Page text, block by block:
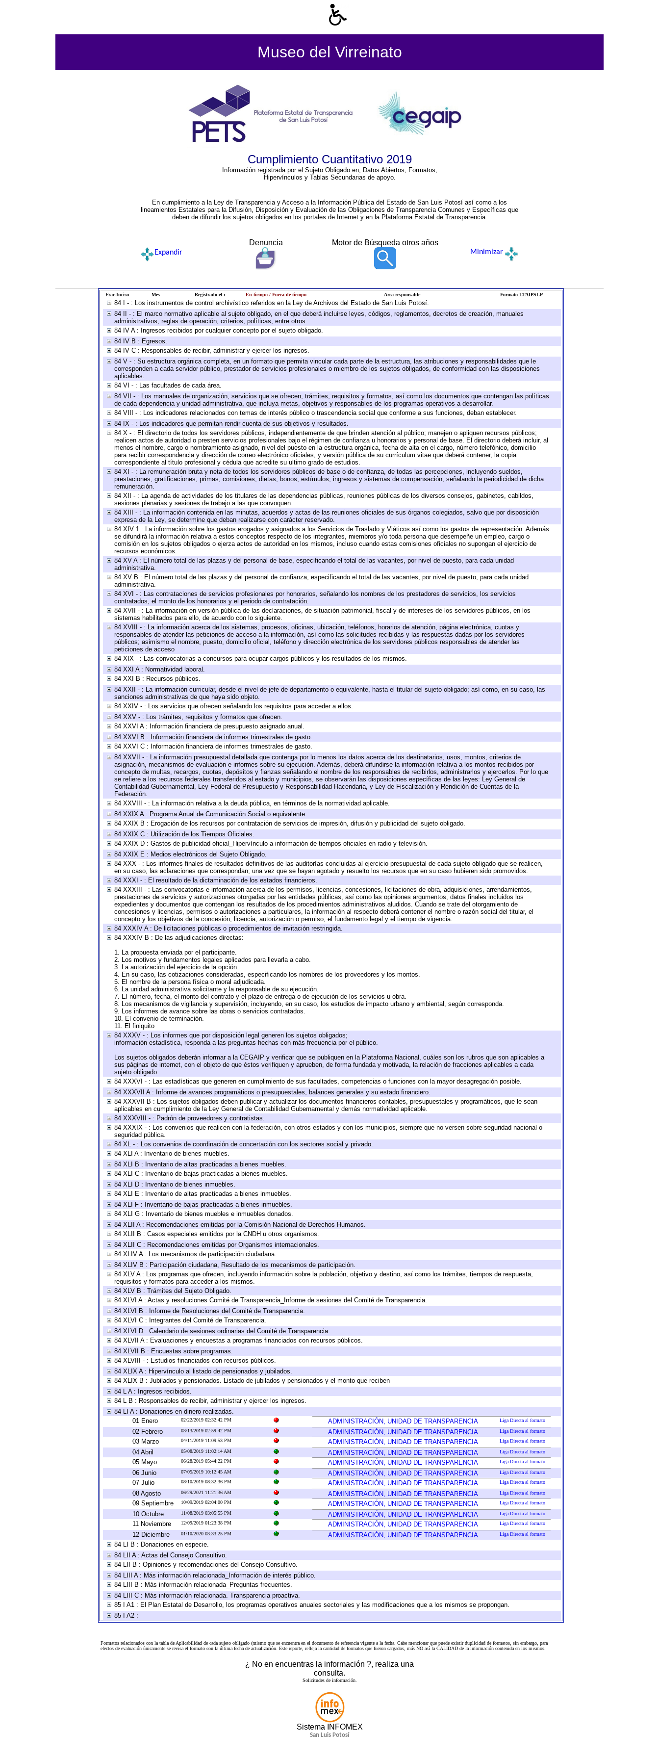
Museo del Virreinato
Cumplimiento Cuantitativo 2019
Información registrada por el Sujeto Obligado en, Datos Abiertos, Formatos,
Hipervínculos y Tablas Secundarias de apoyo.
En cumplimiento a la Ley de Transparencia y Acceso a la Información Pública del Estado de San Luis Potosí así como a los
lineamientos Estatales para la Difusión, Disposición y Evaluación de las Obligaciones de Transparencia Comunes y Específicas que
deben de difundir los sujetos obligados en los portales de Internet y en la Plataforma Estatal de Transparencia.
Denuncia Motor de Búsqueda otros años
Expandir Minimizar
Frac-Inciso Mes Registrado el : En tiempo / Fuera de tiempo Area responsable Formato LTAIPSLP
84 I - : Los instrumentos de control archivístico referidos en la Ley de Archivos del Estado de San Luis Potosí.
84 II - : El marco normativo aplicable al sujeto obligado, en el que deberá incluirse leyes, códigos, reglamentos, decretos de creación, manuales
administrativos, reglas de operación, criterios, políticas, entre otros
84 IV A : Ingresos recibidos por cualquier concepto por el sujeto obligado.
84 IV B : Egresos.
84 IV C : Responsables de recibir, administrar y ejercer los ingresos.
84 V - : Su estructura orgánica completa, en un formato que permita vincular cada parte de la estructura, las atribuciones y responsabilidades que le
corresponden a cada servidor público, prestador de servicios profesionales o miembro de los sujetos obligados, de conformidad con las disposiciones
aplicables.
84 VI - : Las facultades de cada área.
84 VII - : Los manuales de organización, servicios que se ofrecen, trámites, requisitos y formatos, así como los documentos que contengan las políticas
de cada dependencia y unidad administrativa, que incluya metas, objetivos y responsables de los programas operativos a desarrollar.
84 VIII - : Los indicadores relacionados con temas de interés público o trascendencia social que conforme a sus funciones, deban establecer.
84 IX - : Los indicadores que permitan rendir cuenta de sus objetivos y resultados.
84 X - : El directorio de todos los servidores públicos, independientemente de que brinden atención al público; manejen o apliquen recursos públicos;
realicen actos de autoridad o presten servicios profesionales bajo el régimen de confianza u honorarios y personal de base. El directorio deberá incluir, al
menos el nombre, cargo o nombramiento asignado, nivel del puesto en la estructura orgánica, fecha de alta en el cargo, número telefónico, domicilio
para recibir correspondencia y dirección de correo electrónico oficiales, y versión pública de su currículum vitae que deberá contener, la copia
correspondiente al título profesional y cédula que acredite su ultimo grado de estudios.
84 XI - : La remuneración bruta y neta de todos los servidores públicos de base o de confianza, de todas las percepciones, incluyendo sueldos,
prestaciones, gratificaciones, primas, comisiones, dietas, bonos, estímulos, ingresos y sistemas de compensación, señalando la periodicidad de dicha
remuneración.
84 XII - : La agenda de actividades de los titulares de las dependencias públicas, reuniones públicas de los diversos consejos, gabinetes, cabildos,
sesiones plenarias y sesiones de trabajo a las que convoquen.
84 XIII - : La información contenida en las minutas, acuerdos y actas de las reuniones oficiales de sus órganos colegiados, salvo que por disposición
expresa de la Ley, se determine que deban realizarse con carácter reservado.
84 XIV 1 : La información sobre los gastos erogados y asignados a los Servicios de Traslado y Viáticos así como los gastos de representación. Además
se difundirá la información relativa a estos conceptos respecto de los integrantes, miembros y/o toda persona que desempeñe un empleo, cargo o
comisión en los sujetos obligados o ejerza actos de autoridad en los mismos, incluso cuando estas comisiones oficiales no supongan el ejercicio de
recursos económicos.
84 XV A : El número total de las plazas y del personal de base, especificando el total de las vacantes, por nivel de puesto, para cada unidad
administrativa.
84 XV B : El número total de las plazas y del personal de confianza, especificando el total de las vacantes, por nivel de puesto, para cada unidad
administrativa.
84 XVI - : Las contrataciones de servicios profesionales por honorarios, señalando los nombres de los prestadores de servicios, los servicios
contratados, el monto de los honorarios y el periodo de contratación.
84 XVII - : La información en versión pública de las declaraciones, de situación patrimonial, fiscal y de intereses de los servidores públicos, en los
sistemas habilitados para ello, de acuerdo con lo siguiente.
84 XVIII - : La información acerca de los sistemas, procesos, oficinas, ubicación, teléfonos, horarios de atención, página electrónica, cuotas y
responsables de atender las peticiones de acceso a la información, así como las solicitudes recibidas y las respuestas dadas por los servidores
públicos; asimismo el nombre, puesto, domicilio oficial, teléfono y dirección electrónica de los servidores públicos responsables de atender las
peticiones de acceso
84 XIX - : Las convocatorias a concursos para ocupar cargos públicos y los resultados de los mismos.
84 XXI A : Normatividad laboral.
84 XXI B : Recursos públicos.
84 XXII - : La información curricular, desde el nivel de jefe de departamento o equivalente, hasta el titular del sujeto obligado; así como, en su caso, las
sanciones administrativas de que haya sido objeto.
84 XXIV - : Los servicios que ofrecen señalando los requisitos para acceder a ellos.
84 XXV - : Los trámites, requisitos y formatos que ofrecen.
84 XXVI A : Información financiera de presupuesto asignado anual.
84 XXVI B : Información financiera de informes trimestrales de gasto.
84 XXVI C : Información financiera de informes trimestrales de gasto.
84 XXVII - : La información presupuestal detallada que contenga por lo menos los datos acerca de los destinatarios, usos, montos, criterios de
asignación, mecanismos de evaluación e informes sobre su ejecución. Además, deberá difundirse la información relativa a los montos recibidos por
concepto de multas, recargos, cuotas, depósitos y fianzas señalando el nombre de los responsables de recibirlos, administrarlos y ejercerlos. Por lo que
se refiere a los recursos federales transferidos al estado y municipios, se observarán las disposiciones específicas de las leyes: Ley General de
Contabilidad Gubernamental, Ley Federal de Presupuesto y Responsabilidad Hacendaria, y Ley de Fiscalización y Rendición de Cuentas de la
Federación.
84 XXVIII - : La información relativa a la deuda pública, en términos de la normatividad aplicable.
84 XXIX A : Programa Anual de Comunicación Social o equivalente.
84 XXIX B : Erogación de los recursos por contratación de servicios de impresión, difusión y publicidad del sujeto obligado.
84 XXIX C : Utilización de los Tiempos Oficiales.
84 XXIX D : Gastos de publicidad oficial_Hipervínculo a información de tiempos oficiales en radio y televisión.
84 XXIX E : Medios electrónicos del Sujeto Obligado.
84 XXX - : Los informes finales de resultados definitivos de las auditorías concluidas al ejercicio presupuestal de cada sujeto obligado que se realicen,
en su caso, las aclaraciones que correspondan; una vez que se hayan agotado y resuelto los recursos que en su caso hubieren sido promovidos.
84 XXXI - : El resultado de la dictaminación de los estados financieros.
84 XXXIII - : Las convocatorias e información acerca de los permisos, licencias, concesiones, licitaciones de obra, adquisiciones, arrendamientos,
prestaciones de servicios y autorizaciones otorgadas por las entidades públicas, así como las opiniones argumentos, datos finales incluidos los
expedientes y documentos que contengan los resultados de los procedimientos administrativos aludidos. Cuando se trate del otorgamiento de
concesiones y licencias, permisos o autorizaciones a particulares, la información al respecto deberá contener el nombre o razón social del titular, el
concepto y los objetivos de la concesión, licencia, autorización o permiso, el fundamento legal y el tiempo de vigencia.
84 XXXIV A : De licitaciones públicas o procedimientos de invitación restringida.
84 XXXIV B : De las adjudicaciones directas:
1. La propuesta enviada por el participante.
2. Los motivos y fundamentos legales aplicados para llevarla a cabo.
3. La autorización del ejercicio de la opción.
4. En su caso, las cotizaciones consideradas, especificando los nombres de los proveedores y los montos.
5. El nombre de la persona física o moral adjudicada.
6. La unidad administrativa solicitante y la responsable de su ejecución.
7. El número, fecha, el monto del contrato y el plazo de entrega o de ejecución de los servicios u obra.
8. Los mecanismos de vigilancia y supervisión, incluyendo, en su caso, los estudios de impacto urbano y ambiental, según corresponda.
9. Los informes de avance sobre las obras o servicios contratados.
10. El convenio de terminación.
11. El finiquito
84 XXXV - : Los informes que por disposición legal generen los sujetos obligados;
información estadística, responda a las preguntas hechas con más frecuencia por el público.
Los sujetos obligados deberán informar a la CEGAIP y verificar que se publiquen en la Plataforma Nacional, cuáles son los rubros que son aplicables a
sus páginas de internet, con el objeto de que éstos verifiquen y aprueben, de forma fundada y motivada, la relación de fracciones aplicables a cada
sujeto obligado.
84 XXXVI - : Las estadísticas que generen en cumplimiento de sus facultades, competencias o funciones con la mayor desagregación posible.
84 XXXVII A : Informe de avances programáticos o presupuestales, balances generales y su estado financiero.
84 XXXVII B : Los sujetos obligados deben publicar y actualizar los documentos financieros contables, presupuestales y programáticos, que le sean
aplicables en cumplimiento de la Ley General de Contabilidad Gubernamental y demás normatividad aplicable.
84 XXXVIII - : Padrón de proveedores y contratistas.
84 XXXIX - : Los convenios que realicen con la federación, con otros estados y con los municipios, siempre que no versen sobre seguridad nacional o
seguridad pública.
84 XL - : Los convenios de coordinación de concertación con los sectores social y privado.
84 XLI A : Inventario de bienes muebles.
84 XLI B : Inventario de altas practicadas a bienes muebles.
84 XLI C : Inventario de bajas practicadas a bienes muebles.
84 XLI D : Inventario de bienes inmuebles.
84 XLI E : Inventario de altas practicadas a bienes inmuebles.
84 XLI F : Inventario de bajas practicadas a bienes inmuebles.
84 XLI G : Inventario de bienes muebles e inmuebles donados.
84 XLII A : Recomendaciones emitidas por la Comisión Nacional de Derechos Humanos.
84 XLII B : Casos especiales emitidos por la CNDH u otros organismos.
84 XLII C : Recomendaciones emitidas por Organismos internacionales.
84 XLIV A : Los mecanismos de participación ciudadana.
84 XLIV B : Participación ciudadana, Resultado de los mecanismos de participación.
84 XLV A : Los programas que ofrecen, incluyendo información sobre la población, objetivo y destino, así como los trámites, tiempos de respuesta,
requisitos y formatos para acceder a los mismos.
84 XLV B : Trámites del Sujeto Obligado.
84 XLVI A : Actas y resoluciones Comité de Transparencia_Informe de sesiones del Comité de Transparencia.
84 XLVI B : Informe de Resoluciones del Comité de Transparencia.
84 XLVI C : Integrantes del Comité de Transparencia.
84 XLVI D : Calendario de sesiones ordinarias del Comité de Transparencia.
84 XLVII A : Evaluaciones y encuestas a programas financiados con recursos públicos.
84 XLVII B : Encuestas sobre programas.
84 XLVIII - : Estudios financiados con recursos públicos.
84 XLIX A : Hipervínculo al listado de pensionados y jubilados.
84 XLIX B : Jubilados y pensionados. Listado de jubilados y pensionados y el monto que reciben
84 L A : Ingresos recibidos.
84 L B : Responsables de recibir, administrar y ejercer los ingresos.
84 LI A : Donaciones en dinero realizadas.
01 Enero
02/22/2019 02:32:42 PM ADMINISTRACIÓN, UNIDAD DE TRANSPARENCIA Liga Directa al formato
02 Febrero 03/13/2019 02:59:42 PM ADMINISTRACIÓN, UNIDAD DE TRANSPARENCIA Liga Directa al formato
03 Marzo 04/11/2019 11:09:53 PM ADMINISTRACIÓN, UNIDAD DE TRANSPARENCIA Liga Directa al formato
04 Abril 05/08/2019 11:02:14 AM ADMINISTRACIÓN, UNIDAD DE TRANSPARENCIA Liga Directa al formato
05 Mayo 06/28/2019 05:44:22 PM ADMINISTRACIÓN, UNIDAD DE TRANSPARENCIA Liga Directa al formato
06 Junio 07/05/2019 10:12:45 AM ADMINISTRACIÓN, UNIDAD DE TRANSPARENCIA Liga Directa al formato
07 Julio 08/10/2019 08:32:36 PM ADMINISTRACIÓN, UNIDAD DE TRANSPARENCIA Liga Directa al formato
08 Agosto 06/29/2021 11:21:36 AM ADMINISTRACIÓN, UNIDAD DE TRANSPARENCIA Liga Directa al formato
09 Septiembre 10/09/2019 02:04:00 PM ADMINISTRACIÓN, UNIDAD DE TRANSPARENCIA Liga Directa al formato
10 Octubre 11/08/2019 03:05:55 PM ADMINISTRACIÓN, UNIDAD DE TRANSPARENCIA Liga Directa al formato
11 Noviembre 12/09/2019 01:23:38 PM ADMINISTRACIÓN, UNIDAD DE TRANSPARENCIA Liga Directa al formato
12 Diciembre 01/10/2020 03:33:25 PM ADMINISTRACIÓN, UNIDAD DE TRANSPARENCIA Liga Directa al formato
84 LI B : Donaciones en especie.
84 LII A : Actas del Consejo Consultivo.
84 LII B : Opiniones y recomendaciones del Consejo Consultivo.
84 LIII A : Más información relacionada_Información de interés público.
84 LIII B : Más información relacionada_Preguntas frecuentes.
84 LIII C : Más información relacionada. Transparencia proactiva.
85 I A1 : El Plan Estatal de Desarrollo, los programas operativos anuales sectoriales y las modificaciones que a los mismos se propongan.
85 I A2 :
Formatos relacionados con la tabla de Aplicabilidad de cada sujeto obligado (mismo que se encuentra en el documento de referenciavigente a la fecha. Cabe mencionar que puede existir duplicidad de formatos, sin embargo, para
efectos de evaluación únicamente se revisa el formato con la última fecha de actualización. Este reporte, refleja la cantidad de formatos que fueron cargados, más NO así la CALIDAD de la información contenida en los mismos.
¿ No en encuentras la información ?, realiza una
consulta.
Solicitudes de información.
Sistema INFOMEX
San Luis Potosí